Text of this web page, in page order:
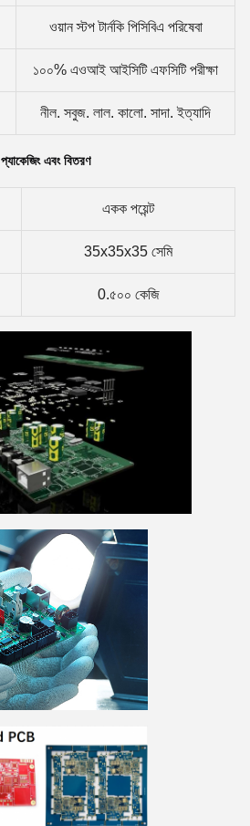
ওয়ান স্টপ টার্নকি পিসিবিএ পরিষেবা
১০০% এওআই আইসিটি এফসিটি পরীক্ষা
নীল. সবুজ. লাল. কালো. সাদা. ইত্যাদি
প্যাকেজিং এবং বিতরণ
একক পয়েন্ট
35x35x35 সেমি
0.৫০০ কেজি